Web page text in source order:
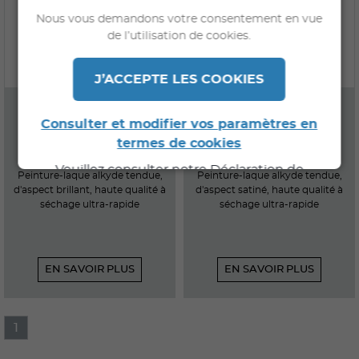
Peinture-laque alkyde tendue,
d'aspect brillant, haute qualité à
séchage ultra-rapide
EN SAVOIR PLUS
Peinture-laque alkyde tendue,
d'aspect satiné, haute qualité à
séchage ultra-rapide
EN SAVOIR PLUS
1
Nous vous demandons votre consentement en vue
de l’utilisation de cookies.
J’ACCEPTE LES COOKIES
Consulter et modifier vos paramètres en
termes de cookies
Veuillez consulter notre Déclaration de
Confidentialité pour de plus amples
informations.